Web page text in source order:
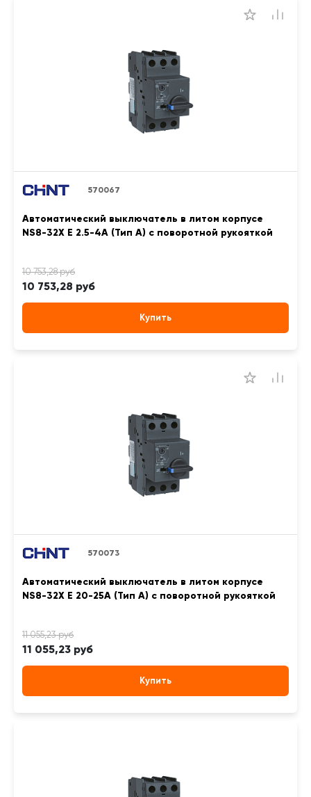
570067
Автоматический выключатель в литом корпусе
NS8-32X E 2.5-4A (Тип A) с поворотной рукояткой
10 753,28 руб
Купить
570073
Автоматический выключатель в литом корпусе
NS8-32X E 20-25A (Тип A) с поворотной рукояткой
11 055,23 руб
Купить